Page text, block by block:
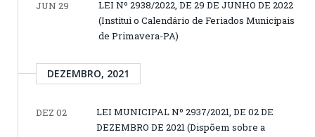
JUN 29
LEI Nº 2938/2022, DE 29 DE JUNHO DE 2022
(Institui o Calendário de Feriados Municipais
de Primavera-PA)
DEZEMBRO, 2021
DEZ 02
LEI MUNICIPAL Nº 2937/2021, DE 02 DE
DEZEMBRO DE 2021 (Dispõem sobre a